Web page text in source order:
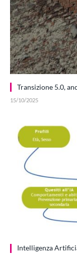
Transizione 5.0,
15/10/2025
Intelligenza